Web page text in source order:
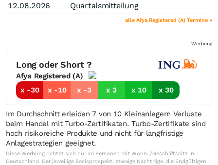
12.08.2026
Quartalsmitteilung
alle Afya Registered (A) Termine »
Werbung
Long oder Short ?
Afya Registered (A)
x -30
x -10 x -3 x 3 x 10 x 30
Im Durchschnitt erleiden 7 von 10 Kleinanlegern Verluste
beim Handel mit Turbo-Zertifikaten. Turbo-Zertifikate sind
hoch risikoreiche Produkte und nicht für langfristige
Anlagestrategien geeignet.
Diese Werbung richtet sich nur an Personen mit Wohn-/Geschäftssitz in
Deutschland. Der jeweilige Basisprospekt, etwaige Nachträge, die Endgültigen